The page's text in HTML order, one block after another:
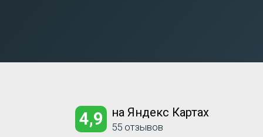
55 отзывов
на Яндекс Картах
4,9